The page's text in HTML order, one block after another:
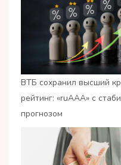
ВТБ сохранил высший
рейтинг: «ruАAA» с
прогнозом